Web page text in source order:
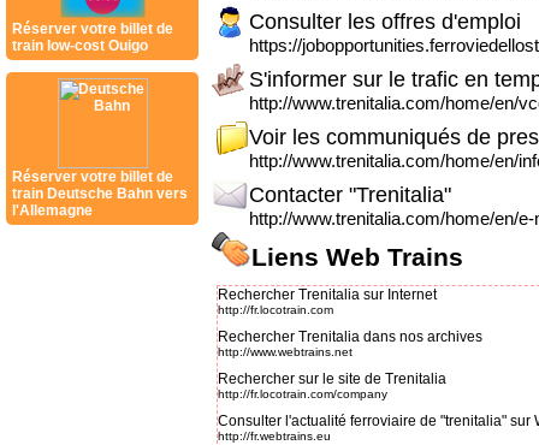
Réserver votre billet de
train low-cost Ouigo
Réserver votre billet de
train Deutsche Bahn vers
l'Allemagne
Consulter les offres d'emploi
https://
S'informer sur le trafic en
http://www.trenitalia.com/home/en/
Voir les communiqués de
http://www.trenitalia.com/home/en/
Contacter "Trenitalia"
http://www.trenitalia.com/home/en/
Liens Web Trains
Rechercher Trenitalia sur Internet
http://fr.locotrain.com
Rechercher Trenitalia dans nos archives
http://www.webtrains.net
Rechercher sur le site de Trenitalia
http://fr.locotrain.com/company
Consulter l'actualité ferroviaire de "trenitalia" sur
http://fr.webtrains.eu